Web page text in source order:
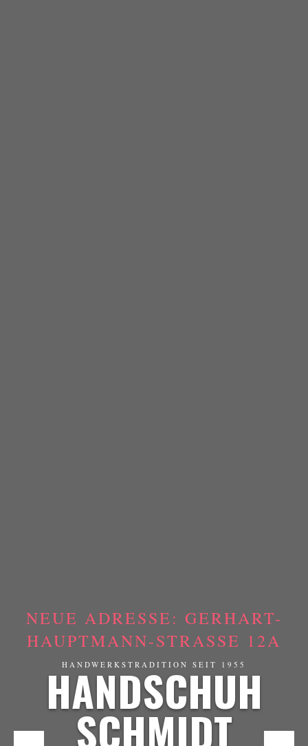
NEUE ADRESSE: GERHART-
HAUPTMANN-STRASSE 12A
HANDWERKSTRADITION SEIT 1955
HANDSCHUH
SCHMIDT